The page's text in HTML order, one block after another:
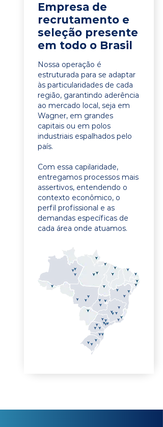
Empresa de
recrutamento e
seleção presente
em todo o Brasil
Nossa operação é
estruturada para se adaptar
às particularidades de cada
região, garantindo aderência
ao mercado local, seja em
Wagner, em grandes
capitais ou em polos
industriais espalhados pelo
país.
Com essa capilaridade,
entregamos processos mais
assertivos, entendendo o
contexto econômico, o
perfil profissional e as
demandas específicas de
cada área onde atuamos.